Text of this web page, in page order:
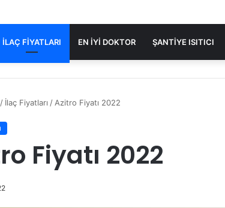
İLAÇ FIYATLARI EN IYI DOKTOR ŞANTIYE ISITICI
/ İlaç Fiyatları /Azitro Fiyatı 2022
Fiyatı 2022